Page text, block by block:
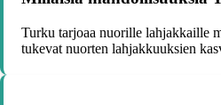
Turku tarjoaa nuorille lahjakkaille
tukevat nuorten lahjakkuuksien